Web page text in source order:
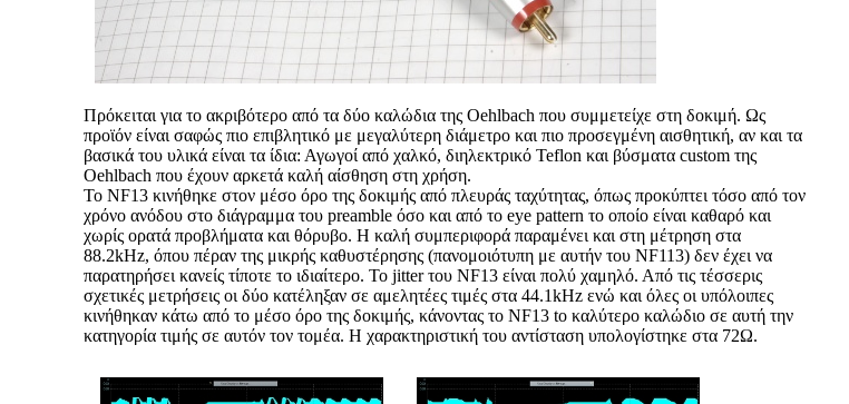
Πρόκειται για το ακριβότερο από τα δύο καλώδια της Oehlbach που συμμετείχε στη δοκιμή. Ως
προϊόν είναι σαφώς πιο επιβλητικό με μεγαλύτερη διάμετρο και πιο προσεγμένη αισθητική, αν και τα
βασικά του υλικά είναι τα ίδια: Αγωγοί από χαλκό, διηλεκτρικό Teflon και βύσματα custom της
Oehlbach που έχουν αρκετά καλή αίσθηση στη χρήση.
Το NF13 κινήθηκε στον μέσο όρο της δοκιμής από πλευράς ταχύτητας, όπως προκύπτει τόσο από τον
χρόνο ανόδου στο διάγραμμα του preamble όσο και από το eye pattern το οποίο είναι καθαρό και
χωρίς ορατά προβλήματα και θόρυβο. Η καλή συμπεριφορά παραμένει και στη μέτρηση στα
88.2kHz, όπου πέραν της μικρής καθυστέρησης (πανομοιότυπη με αυτήν του NF113) δεν έχει να
παρατηρήσει κανείς τίποτε το ιδιαίτερο. Το jitter του NF13 είναι πολύ χαμηλό. Από τις τέσσερις
σχετικές μετρήσεις οι δύο κατέληξαν σε αμελητέες τιμές στα 44.1kHz ενώ και όλες οι υπόλοιπες
κινήθηκαν κάτω από το μέσο όρο της δοκιμής, κάνοντας το NF13 to καλύτερο καλώδιο σε αυτή την
κατηγορία τιμής σε αυτόν τον τομέα. Η χαρακτηριστική του αντίσταση υπολογίστηκε στα 72Ω.